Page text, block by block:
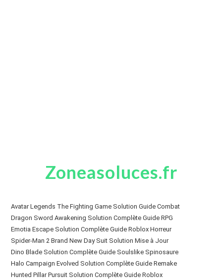
Zoneasoluces.fr
Avatar Legends The Fighting Game Solution Guide Combat
Dragon Sword Awakening Solution Complète Guide RPG
Emotia Escape Solution Complète Guide Roblox Horreur
Spider-Man 2 Brand New Day Suit Solution Mise à Jour
Dino Blade Solution Complète Guide Soulslike Spinosaure
Halo Campaign Evolved Solution Complète Guide Remake
Hunted Pillar Pursuit Solution Complète Guide Roblox